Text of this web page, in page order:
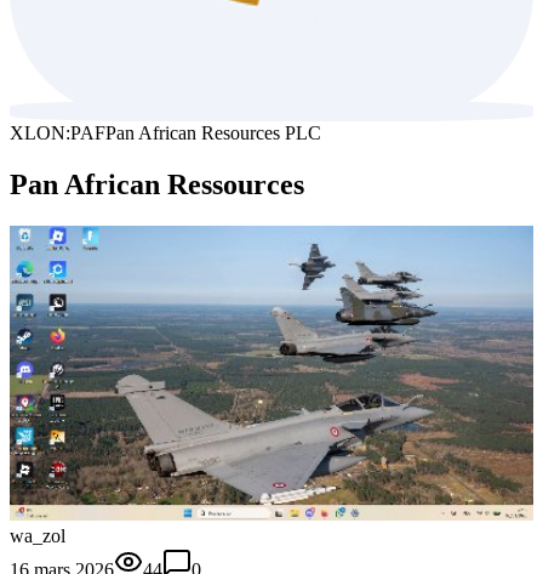
XLON:PAFPan African Resources PLC
Pan African Ressources
wa_zol
16 mars 2026
44 0